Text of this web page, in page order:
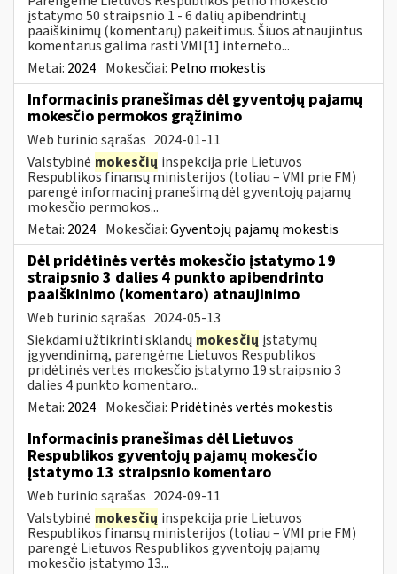
įstatymo 50 straipsnio 1 - 6 dalių apibendrintų
paaiškinimų (komentarų) pakeitimus. Šiuos atnaujintus
komentarus galima rasti VMI[1] interneto...
Metai: 2024 Mokesčiai: Pelno mokestis
Informacinis pranešimas dėl gyventojų pajamų
mokesčio permokos grąžinimo
Web turinio sąrašas 2024-01-11
Valstybinė mokesčių inspekcija prie Lietuvos
Respublikos finansų ministerijos (toliau – VMI prie FM)
parengė informacinį pranešimą dėl gyventojų pajamų
mokesčio permokos...
Metai: 2024 Mokesčiai:Gyventojų pajamų mokestis
Dėl pridėtinės vertės mokesčio įstatymo 19
straipsnio 3 dalies 4 punkto apibendrinto
paaiškinimo (komentaro) atnaujinimo
Web turinio sąrašas 2024-05-13
Siekdami užtikrinti sklandų mokesčių įstatymų
įgyvendinimą, parengėme Lietuvos Respublikos
pridėtinės vertės mokesčio įstatymo 19 straipsnio 3
dalies 4 punkto komentaro...
Metai: 2024 Mokesčiai: Pridėtinės vertės mokestis
Informacinis pranešimas dėl Lietuvos
Respublikos gyventojų pajamų mokesčio
įstatymo 13 straipsnio komentaro
Web turinio sąrašas 2024-09-11
Valstybinė mokesčių inspekcija prie Lietuvos
Respublikos finansų ministerijos (toliau – VMI prie FM)
parengė Lietuvos Respublikos gyventojų pajamų
mokesčio įstatymo 13...